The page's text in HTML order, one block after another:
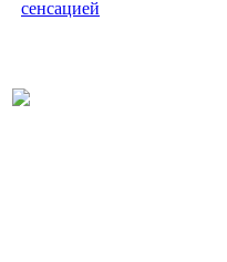
сенсацией